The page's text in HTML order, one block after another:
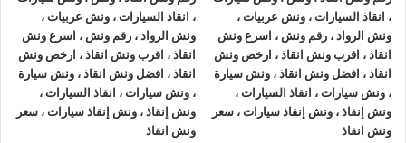
ونش انقاذ الاسماعيلية نحن أرخص ونش أنقاذفي الاسماعيلية و
أسرع ونش إنقاذفي الاسماعيلية و أقرب ونش إنقاذفي الاسماعيلية
دائما اوناشنا بالقرب منك ,ونش انقاذالاسماعيلية منونش انقاذ
الرواد نعمل منذ 33 عاما ومتخصصون في أنقاذ ورفع السيارات
وخدمات الإنقاذ السريع ولدينا اسطولسيارات إنقاذ منتشرة في
الاسماعيلية و جميع انحاء الجمهورية لإنقاذ و رفع السيارات المعطلة